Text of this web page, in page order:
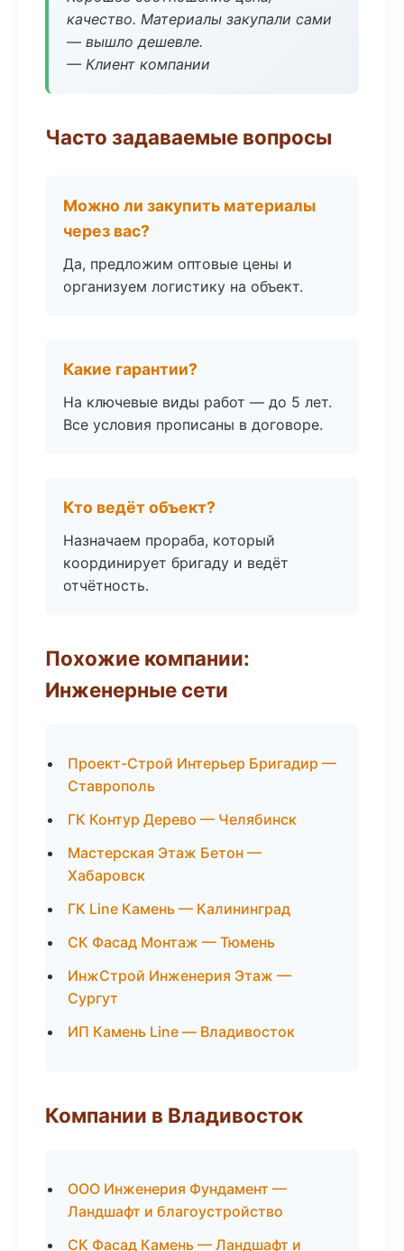
качество. Материалы закупали сами
— вышло дешевле.
— Клиент компании
Часто задаваемые вопросы
Можно ли закупить материалы
через вас?
Да, предложим оптовые цены и
организуем логистику на объект.
Какие гарантии?
На ключевые виды работ — до 5 лет.
Все условия прописаны в договоре.
Кто ведёт объект?
Назначаем прораба, который
координирует бригаду и ведёт
отчётность.
Похожие компании:
Инженерные сети
Проект-Строй Интерьер Бригадир —
Ставрополь
ГК Контур Дерево — Челябинск
Мастерская Этаж Бетон —
Хабаровск
ГК Line Камень — Калининград
СК Фасад Монтаж — Тюмень
ИнжСтрой Инженерия Этаж —
Сургут
ИП Камень Line — Владивосток
Компании в Владивосток
ООО Инженерия Фундамент —
Ландшафт и благоустройство
СК Фасад Камень — Ландшафт и